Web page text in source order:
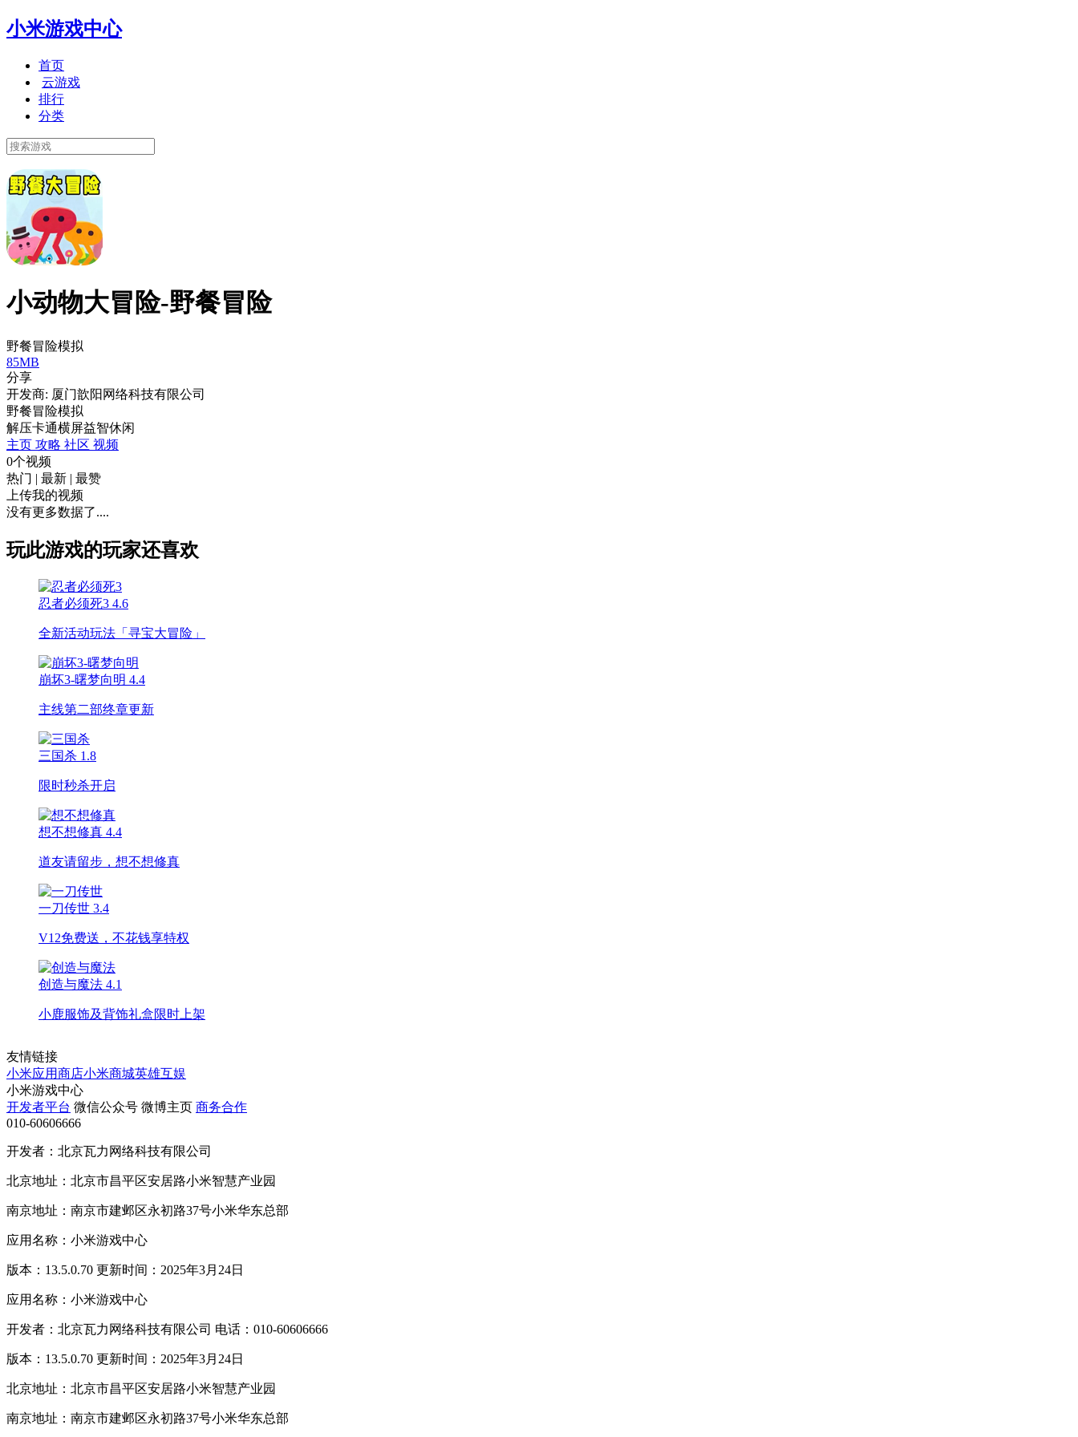
小米游戏中心
首页
云游戏
排行
分类
小动物大冒险-野餐冒险
野餐冒险模拟
85MB
分享
开发商: 厦门歆阳网络科技有限公司
野餐冒险模拟
解压卡通横屏益智休闲
主页 攻略 社区 视频
0个视频
热门 | 最新 | 最赞
上传我的视频
没有更多数据了....
玩此游戏的玩家还喜欢
忍者必须死3 4.6
全新活动玩法「寻宝大冒险」
崩坏3-曙梦向明 4.4
主线第二部终章更新
三国杀 1.8
限时秒杀开启
想不想修真 4.4
道友请留步，想不想修真
一刀传世 3.4
V12免费送，不花钱享特权
创造与魔法 4.1
小鹿服饰及背饰礼盒限时上架
友情链接
小米应用商店小米商城英雄互娱
小米游戏中心
开发者平台 微信公众号 微博主页 商务合作
010-60606666
开发者：北京瓦力网络科技有限公司
北京地址：北京市昌平区安居路小米智慧产业园
南京地址：南京市建邺区永初路37号小米华东总部
应用名称：小米游戏中心
版本：13.5.0.70 更新时间：2025年3月24日
应用名称：小米游戏中心
开发者：北京瓦力网络科技有限公司 电话：010-60606666
版本：13.5.0.70 更新时间：2025年3月24日
北京地址：北京市昌平区安居路小米智慧产业园
南京地址：南京市建邺区永初路37号小米华东总部